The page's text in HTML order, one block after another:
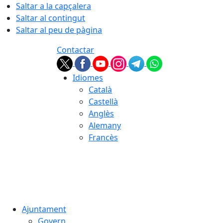
Saltar a la capçalera
Saltar al contingut
Saltar al peu de pàgina
Contactar
Idiomes
Català
Castellà
Anglès
Alemany
Francès
Ajuntament